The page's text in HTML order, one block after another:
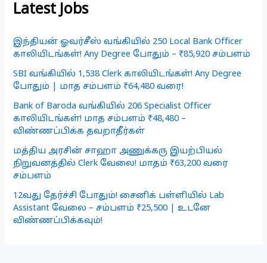
Latest Jobs
இந்தியன் ஓவர்சீஸ் வங்கியில் 250 Local Bank Officer
காலியிடங்கள்! Any Degree போதும் – ₹85,920 சம்பளம்
SBI வங்கியில் 1,538 Clerk காலியிடங்கள்! Any Degree
போதும் | மாத சம்பளம் ₹64,480 வரை!
Bank of Baroda வங்கியில் 206 Specialist Officer
காலியிடங்கள்! மாத சம்பளம் ₹48,480 –
விண்ணப்பிக்க தவறாதீர்கள்
மத்திய அரசின் சாஹா அணுக்கரு இயற்பியல்
நிறுவனத்தில் Clerk வேலை! மாதம் ₹63,200 வரை
சம்பளம்
12வது தேர்ச்சி போதும்! சைனிக் பள்ளியில் Lab
Assistant வேலை – சம்பளம் ₹25,500 | உடனே
விண்ணப்பிக்கவும்!